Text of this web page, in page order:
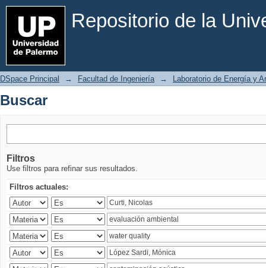
Repositorio de la
Buscar
DSpace Principal → Facultad de Ingeniería → Laboratorio de Energía y
Buscar
Filtros
Use filtros para refinar sus resultados.
Filtros actuales: